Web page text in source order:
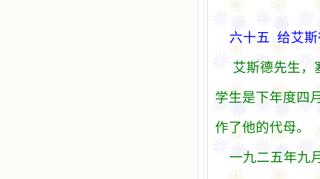
六十五 给艾
艾斯德先生，
学生是下年度四
作了他的代母。
一九二五年九